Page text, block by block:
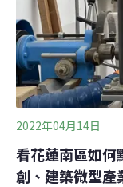
運氣或等一段長
來，卻乏人問津。
定，到產銷資訊透
2022年04月14日
看花蓮南區如何
創、建築微型產